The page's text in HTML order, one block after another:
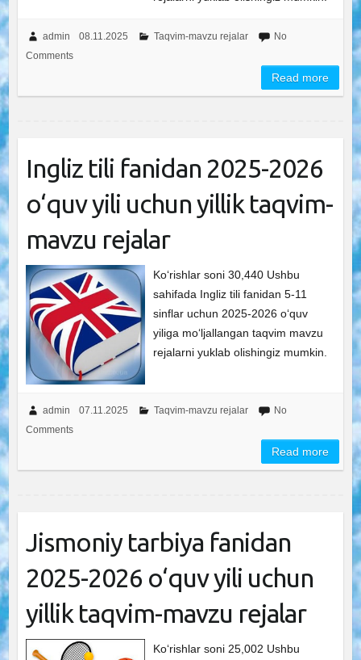
admin 08.11.2025 Taqvim-mavzu rejalar
No
Comments
Read more
Ingliz tili fanidan 2025-2026
o‘quv yili uchun yillik taqvim-
mavzu rejalar
Ko‘rishlar soni 30,440 Ushbu
sahifada Ingliz tili fanidan 5-11
sinflar uchun 2025-2026 o‘quv
yiliga mo‘ljallangan taqvim mavzu
rejalarni yuklab olishingiz mumkin.
admin 07.11.2025 Taqvim-mavzu rejalar
No
Comments
Read more
Jismoniy tarbiya fanidan
2025-2026 o‘quv yili uchun
yillik taqvim-mavzu rejalar
Ko‘rishlar soni 25,002 Ushbu